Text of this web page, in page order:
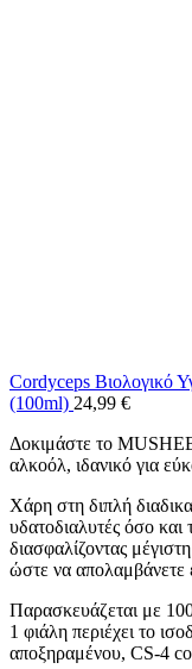
Cordyceps Βιολογικό
(100ml) 24,99 €
Δοκιμάστε το
αλκοόλ, ιδανικό για
Χάρη στη διπλή
υδατοδιαλυτές όσο και
διασφαλίζοντας
ώστε να απολαμβάνετε
Παρασκευάζεται με
1 φιάλη περιέχει το
αποξηραμένου, CS-4